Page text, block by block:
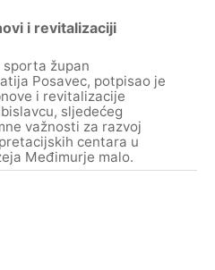
i revitalizaciji
župan
Posavec, potpisao je
i revitalizacije
sljedećeg
važnosti za razvoj
centara u
Međimurje malo.